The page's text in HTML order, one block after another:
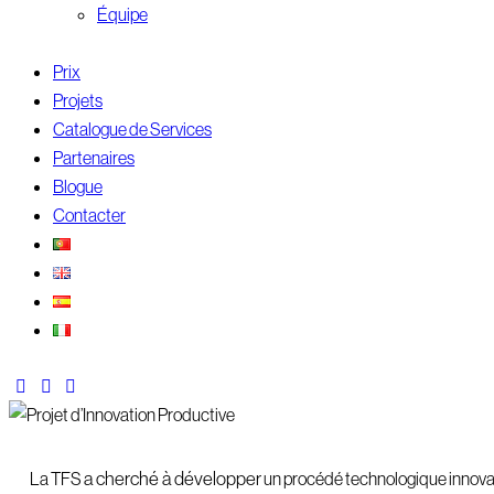
Équipe
Prix
Projets
Catalogue de Services
Partenaires
Blogue
Contacter
La TFSa cherché à développerun procédé technologique